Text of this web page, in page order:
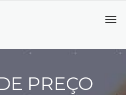
PREÇO